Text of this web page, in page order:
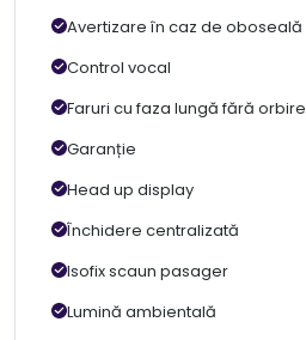
Avertizare în caz de oboseală
Control vocal
Faruri cu faza lungă fără orbire
Garanție
Head up display
Închidere centralizată
Isofix scaun pasager
Lumină ambientală